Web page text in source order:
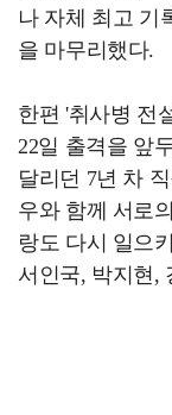
나 자체 최고 기
을 마무리했다.
한편 '취사병 전
22일 출격을 앞
달리던 7년 차
우와 함께 서로
랑도 다시 일으
서인국, 박지현,